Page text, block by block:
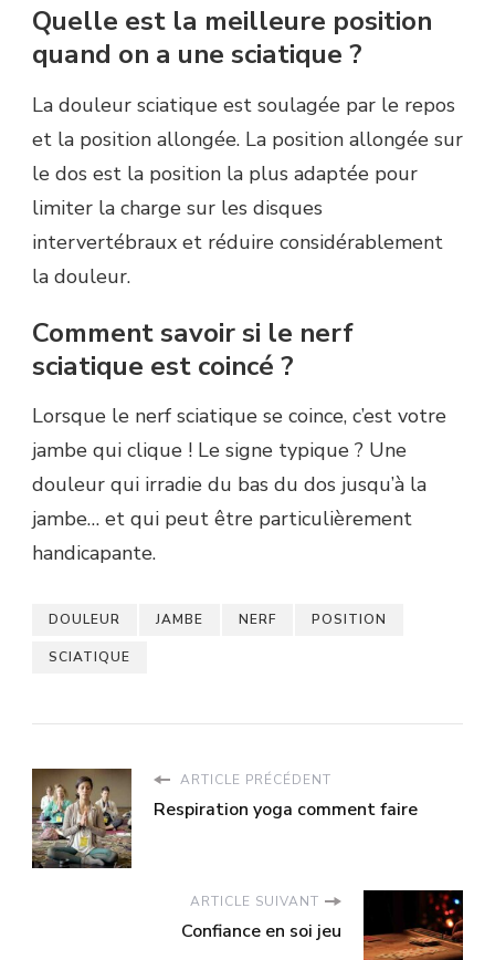
Quelle est la meilleure position
quand on a une sciatique ?
La douleur sciatique est soulagée par le repos
et la position allongée. La position allongée sur
le dos est la position la plus adaptée pour
limiter la charge sur les disques
intervertébraux et réduire considérablement
la douleur.
Comment savoir si le nerf
sciatique est coincé ?
Lorsque le nerf sciatique se coince, c’est votre
jambe qui clique ! Le signe typique ? Une
douleur qui irradie du bas du dos jusqu’à la
jambe… et qui peut être particulièrement
handicapante.
DOULEUR JAMBE NERF POSITION
SCIATIQUE
ARTICLE PRÉCÉDENT
Respiration yoga comment faire
ARTICLE SUIVANT
Confiance en soi jeu